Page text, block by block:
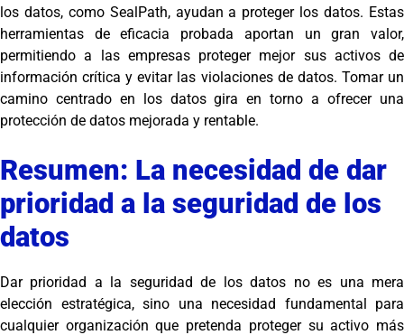
los datos, como SealPath, ayudan a proteger los datos. Estas
herramientas de eficacia probada aportan un gran valor,
permitiendo a las empresas proteger mejor sus activos de
información crítica y evitar las violaciones de datos. Tomar un
camino centrado en los datos gira en torno a ofrecer una
protección de datos mejorada y rentable.
Resumen: La necesidad de dar
prioridad a la seguridad de los
datos
Dar prioridad a la seguridad de los datos no es una mera
elección estratégica, sino una necesidad fundamental para
cualquier organización que pretenda proteger su activo más